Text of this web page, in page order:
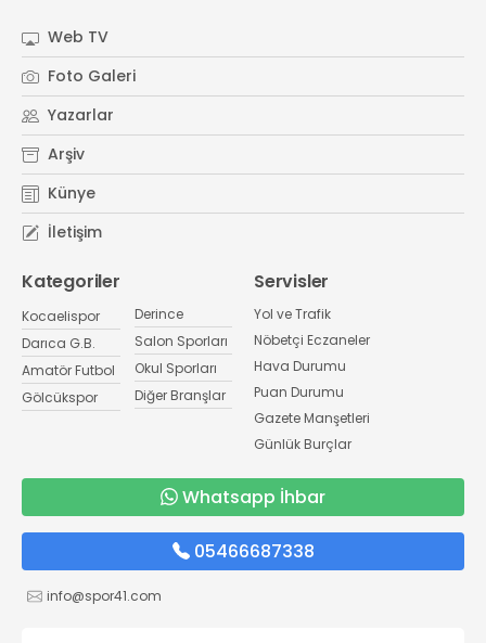
Web TV
Foto Galeri
Yazarlar
Arşiv
Künye
İletişim
Kategoriler
Kocaelispor
Darıca G.B.
Amatör Futbol
Gölcükspor
Derince
Salon Sporları
Okul Sporları
Diğer Branşlar
Servisler
Yol ve Trafik
Nöbetçi Eczaneler
Hava Durumu
Puan Durumu
Gazete Manşetleri
Günlük Burçlar
Whatsapp İhbar
05466687338
info@spor41.com